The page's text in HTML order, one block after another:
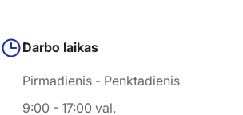
Darbo laikas
Pirmadienis - Penktadienis
9:00 - 17:00 val.